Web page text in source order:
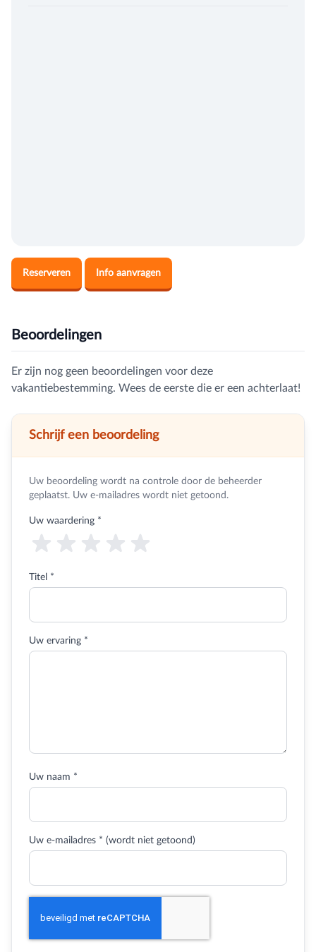
Reserveren Info aanvragen
Beoordelingen
Er zijn nog geen beoordelingen voor deze
vakantiebestemming. Wees de eerste die er een achterlaat!
Schrijf een beoordeling
Uw beoordeling wordt na controle door de beheerder
geplaatst. Uw e-mailadres wordt niet getoond.
Uw waardering *
Titel *
Uw ervaring *
Uw naam *
Uw e-mailadres * (wordt niet getoond)